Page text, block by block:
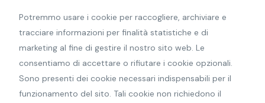
Potremmo usare i cookie per raccogliere, archiviare e
tracciare informazioni per finalità statistiche e di
marketing al fine di gestire il nostro sito web. Le
consentiamo di accettare o rifiutare i cookie opzionali.
Sono presenti dei cookie necessari indispensabili per il
funzionamento del sito. Tali cookie non richiedono il